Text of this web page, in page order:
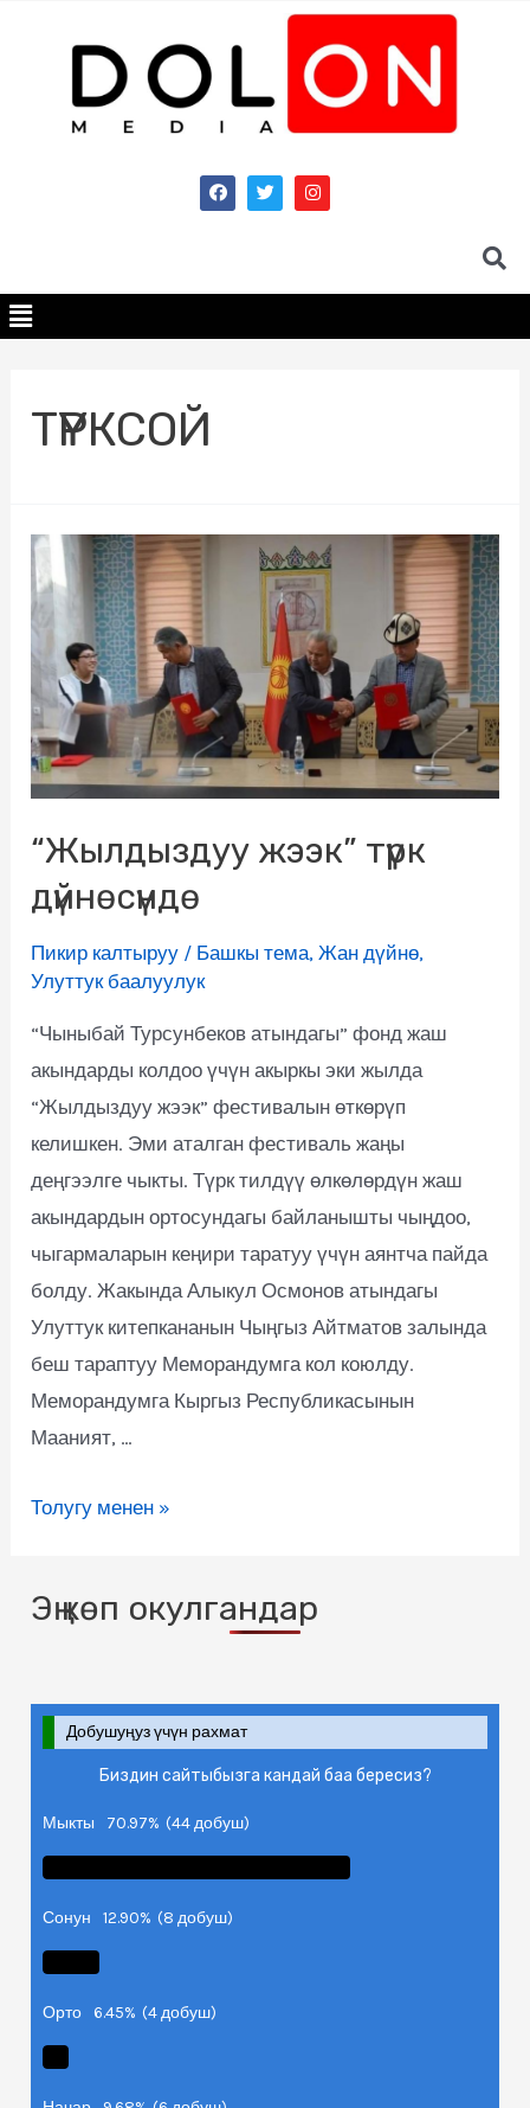
ТҮРКСОЙ
“Жылдыздуу жээк” түрк
дүйнөсүндө
Пикир калтыруу / Башкы тема,Жан дүйнө,
Улуттук баалуулук
“Чыныбай Турсунбеков атындагы” фонд жаш
акындарды колдоо үчүн акыркы эки жылда
“Жылдыздуу жээк” фестивалын өткөрүп
келишкен. Эми аталган фестиваль жаңы
деңгээлге чыкты. Түрк тилдүү өлкөлөрдүн жаш
акындардын ортосундагы байланышты чыңдоо,
чыгармаларын кеңири таратуу үчүн аянтча пайда
болду. Жакында Алыкул Осмонов атындагы
Улуттук китепкананын Чыңгыз Айтматов залында
беш тараптуу Меморандумга кол коюлду.
Меморандумга Кыргыз Республикасынын
Мааният, …
Толугу менен »
Эң көп окулгандар
Добушуңуз үчүн рахмат
Биздин сайтыбызга кандай баа бересиз?
Мыкты 70.97% (44 добуш)
Сонун 12.90% (8 добуш)
Орто 6.45% (4 добуш)